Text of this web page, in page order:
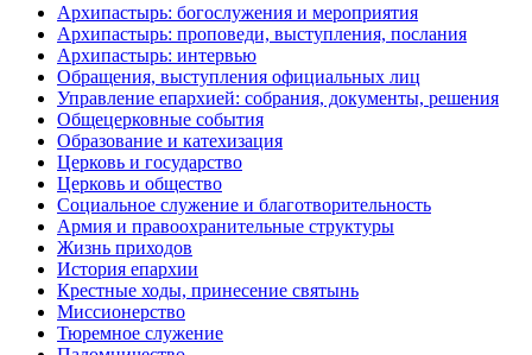
Архипастырь: богослужения и мероприятия
Архипастырь: проповеди, выступления, послания
Архипастырь: интервью
Обращения, выступления официальных лиц
Управление епархией: собрания, документы, решения
Общецерковные события
Образование и катехизация
Церковь и государство
Церковь и общество
Социальное служение и благотворительность
Армия и правоохранительные структуры
Жизнь приходов
История епархии
Крестные ходы, принесение святынь
Миссионерство
Тюремное служение